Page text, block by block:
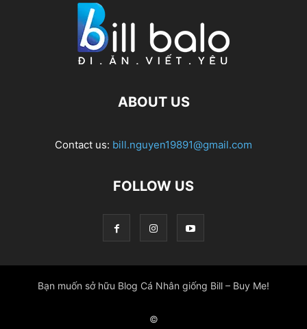
ABOUT US
Contact us: bill.nguyen19891@gmail.com
FOLLOW US
Bạn muốn sở hữu Blog Cá Nhân giống Bill – Buy Me!
©